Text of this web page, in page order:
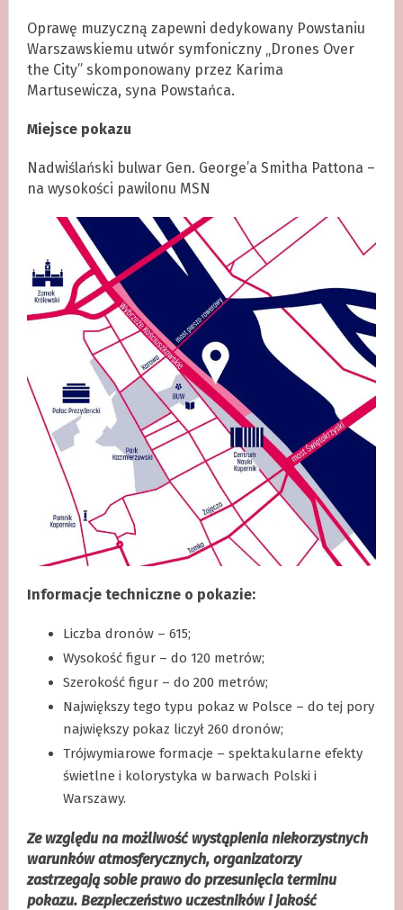
Oprawę muzyczną zapewni dedykowany Powstaniu
Warszawskiemu utwór symfoniczny „Drones Over
the City” skomponowany przez Karima
Martusewicza, syna Powstańca.
Miejsce pokazu
Nadwiślański bulwar Gen. George’a Smitha Pattona –
na wysokości pawilonu MSN
Informacje techniczne o pokazie:
Liczba dronów – 615;
Wysokość figur – do 120 metrów;
Szerokość figur – do 200 metrów;
Największy tego typu pokaz w Polsce – do tej pory
największy pokaz liczył 260 dronów;
Trójwymiarowe formacje – spektakularne efekty
świetlne i kolorystyka w barwach Polski i
Warszawy.
Ze względu na możliwość wystąpienia niekorzystnych
warunków atmosferycznych, organizatorzy
zastrzegają sobie prawo do przesunięcia terminu
pokazu. Bezpieczeństwo uczestników i jakość